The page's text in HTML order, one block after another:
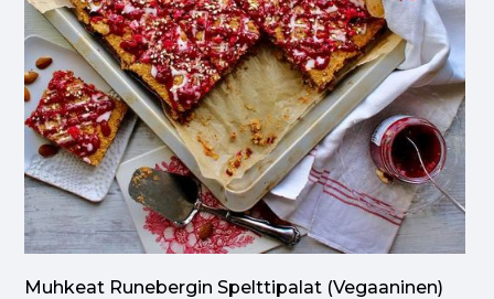
Muhkeat Runebergin Spelttipalat (vegaaninen)